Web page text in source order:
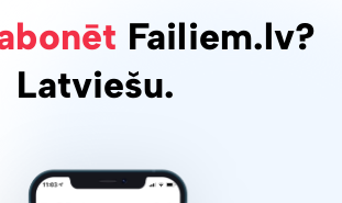
Failiem.lv?
Latviešu.